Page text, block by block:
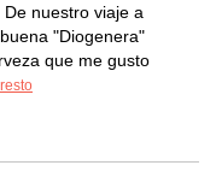
De nuestro viaje a
"Diogenera"
que me gusto